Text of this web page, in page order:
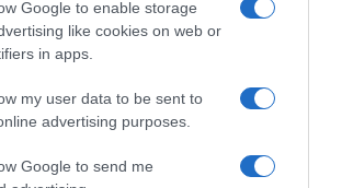
Google to enable storage
like cookies on web or
in apps.
my user data to be sent to
advertising purposes.
Google to send me
szeretnél felvinni a hajadra, fess
válassz külön.